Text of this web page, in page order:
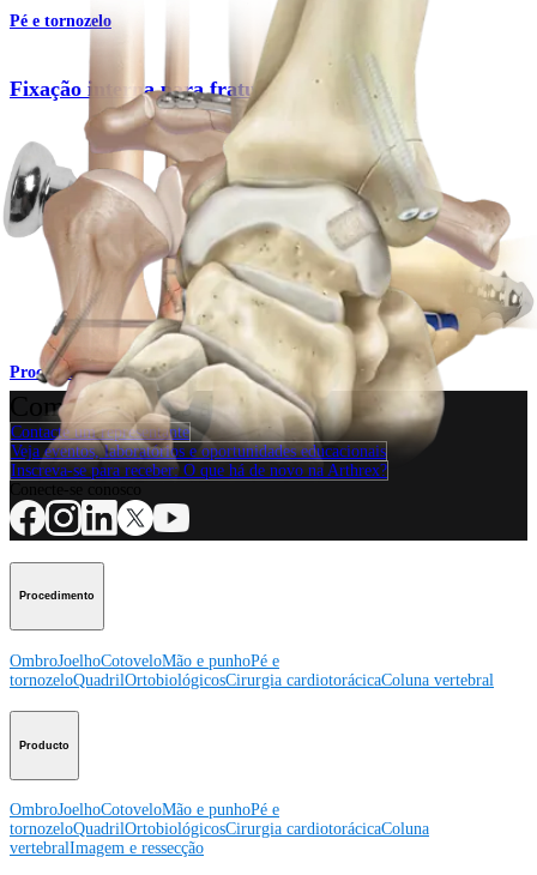
Pé e tornozelo
Fixação interna para fratura do tornozelo
Procedimento
Pé e tornozelo
Osteotomia do maléolo medial
Procedimento
Como podemos ajudar?
Contacte um representante
Veja eventos, laboratórios e oportunidades educacionais
Inscreva-se para receber: O que há de novo na Arthrex?
Procedimento
OmbroJoelhoCotoveloMão e punhoPé e
tornozeloQuadrilOrtobiológicosCirurgia cardiotorácicaColuna vertebral
Producto
OmbroJoelhoCotoveloMão e punhoPé e
tornozeloQuadrilOrtobiológicosCirurgia cardiotorácicaColuna
vertebralImagem e ressecção